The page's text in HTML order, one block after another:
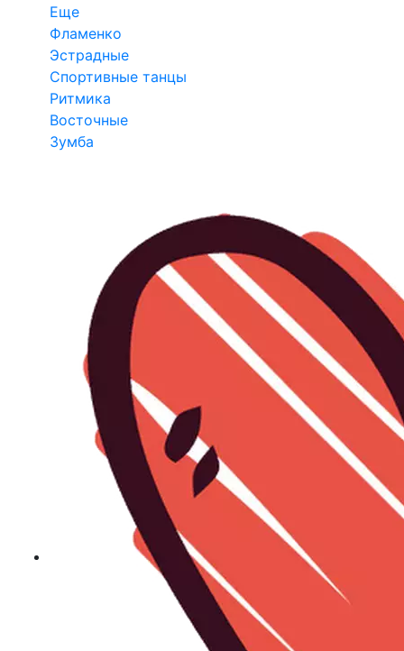
Еще
Фламенко
Эстрадные
Спортивные танцы
Ритмика
Восточные
Зумба